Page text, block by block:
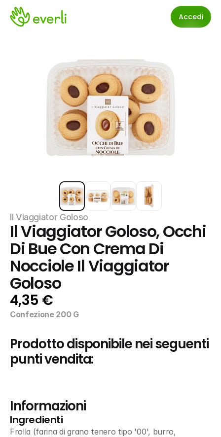
Accedi
Il Viaggiator Goloso
Il Viaggiator Goloso, Occhi
Di Bue Con Crema Di
Nocciole Il Viaggiator
Goloso
4,35 €
Confezione 200 G
Prodotto disponibile nei seguenti
punti vendita:
Informazioni
Ingredienti
Frolla (farina di grano tenero tipo '00', burro,